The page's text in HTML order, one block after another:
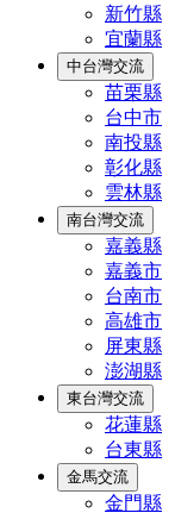
新竹縣
宜蘭縣
中台灣交流
苗栗縣
台中市
南投縣
彰化縣
雲林縣
南台灣交流
嘉義縣
嘉義市
台南市
高雄市
屏東縣
澎湖縣
東台灣交流
花蓮縣
台東縣
金馬交流
金門縣